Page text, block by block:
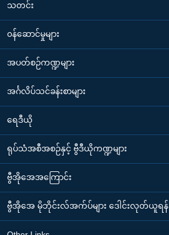
သတင်း
၀န်ဆောင်မှုများ
အပတ်စဉ်ကဏ္ဍများ
အင်္ဂလိပ်သင်ခန်းစာများ
ရေဒီယို
ရုပ်သံအစီအစဉ်နှင့် ဗွီဒီယိုကဏ္ဍများ
ဗွီအိုအေအကြောင်း
ဗွီအိုအေ မိုဘိုင်းလ်အက်ပ်များ ဒေါင်းလုတ်ယူရန်